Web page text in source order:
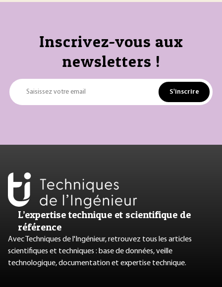
Inscrivez-vous aux
newsletters !
Saisissez votre email S'inscrire
L’expertise technique et scientifique de
référence
Avec Techniques de l'Ingénieur, retrouvez tous les articles
scientifiques et techniques : base de données, veille
technologique, documentation et expertise technique.